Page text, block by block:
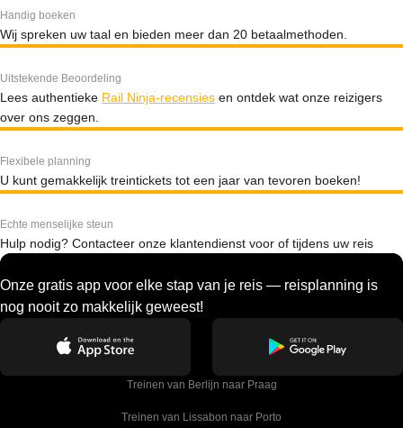
Handig boeken
Wij spreken uw taal en bieden meer dan 20 betaalmethoden.
Uitstekende Beoordeling
Lees authentieke Rail Ninja-recensies en ontdek wat onze reizigers
over ons zeggen.
Flexibele planning
U kunt gemakkelijk treintickets tot een jaar van tevoren boeken!
Echte menselijke steun
Hulp nodig? Contacteer onze klantendienst voor of tijdens uw reis
Onze gratis app voor elke stap van je reis — reisplanning is
nog nooit zo makkelijk geweest!
Treinen van Berlijn naar Praag
Treinen van Lissabon naar Porto